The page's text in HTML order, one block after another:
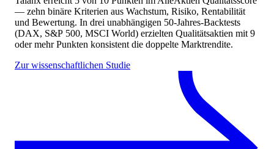
— zehn binäre Kriterien aus Wachstum, Risiko, Rentabilität
und Bewertung. In drei unabhängigen 50-Jahres-Backtests
(DAX, S&P 500, MSCI World) erzielten Qualitätsaktien mit 9
oder mehr Punkten konsistent die doppelte Marktrendite.
Zur wissenschaftlichen Studie